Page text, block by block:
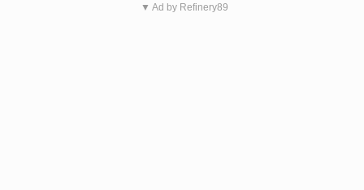
▼ Ad by Refinery89